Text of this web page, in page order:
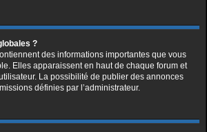
?
des informations importantes que vous
Elles apparaissent en haut de chaque forum et
La possibilité de publier des annonces
définies par l’administrateur.